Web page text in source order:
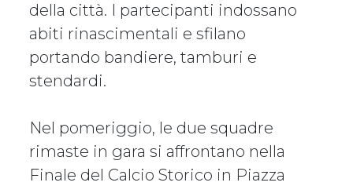
della città. I partecipanti indossano
abiti rinascimentali e sfilano
portando bandiere, tamburi e
stendardi.
Nel pomeriggio, le due squadre
rimaste in gara si affrontano nella
Finale del Calcio Storico in Piazza